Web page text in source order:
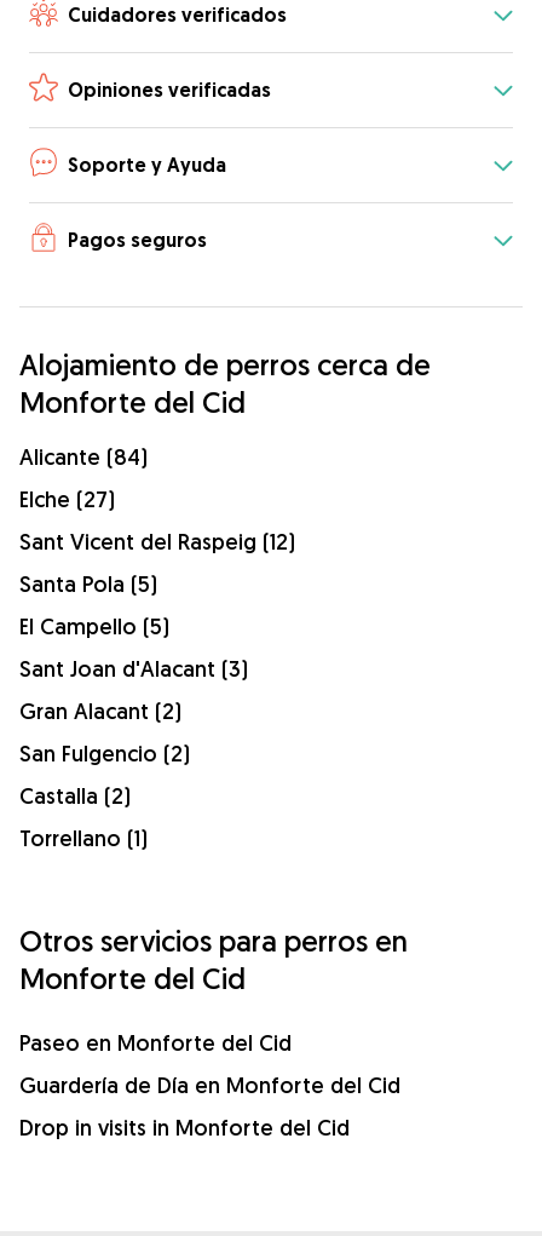
Cuidadores verificados
Opiniones verificadas
Soporte y Ayuda
Pagos seguros
Alojamiento de perros cerca de
Monforte del Cid
Alicante (84)
Elche (27)
Sant Vicent del Raspeig (12)
Santa Pola (5)
El Campello (5)
Sant Joan d'Alacant (3)
Gran Alacant (2)
San Fulgencio (2)
Castalla (2)
Torrellano (1)
Otros servicios para perros en
Monforte del Cid
Paseo en Monforte del Cid
Guardería de Día en Monforte del Cid
Drop in visits in Monforte del Cid